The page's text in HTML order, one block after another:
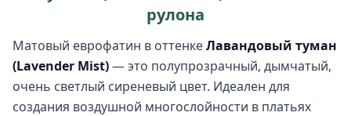
рулона
Матовый еврофатин в оттенкеЛавандовый туман
(Lavender Mist)— это полупрозрачный, дымчатый,
очень светлый сиреневый цвет. Идеален для
создания воздушной многослойности в платьях